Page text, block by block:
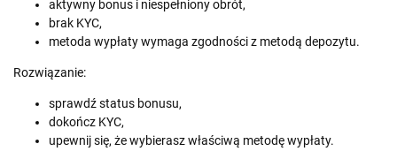
aktywny bonus i niespełniony obrót,
brak KYC,
metoda wypłaty wymaga zgodności z metodą depozytu.
Rozwiązanie:
sprawdź status bonusu,
dokończ KYC,
upewnij się, że wybierasz właściwą metodę wypłaty.